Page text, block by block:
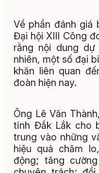
Về phần đánh giá
Đại hội XIII Công
rằng nội dung
nhiên, một số đại
khăn liên quan
đoàn hiện nay.
Ông Lê Văn
tỉnh Đắk Lắk cho
trung vào những
hiệu quả chăm
động; tăng